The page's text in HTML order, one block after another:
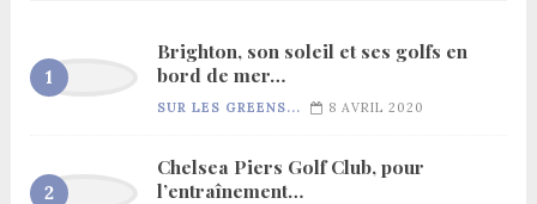
Brighton, son soleil et ses golfs en
bord de mer…
SUR LES GREENS... 8 AVRIL 2020
Chelsea Piers Golf Club, pour
l’entraînement…